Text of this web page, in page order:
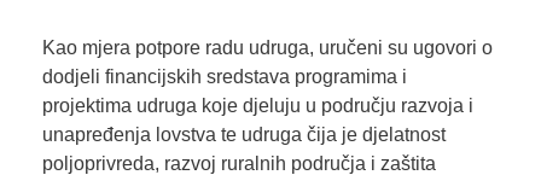
Kao mjera potpore radu udruga, uručeni su ugovori o
dodjeli financijskih sredstava programima i
projektima udruga koje djeluju u području razvoja i
unapređenja lovstva te udruga čija je djelatnost
poljoprivreda, razvoj ruralnih područja i zaštita